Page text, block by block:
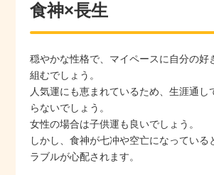
食神×長生
穏やかな性格で、マイペースに自分の好
組むでしょう。
人気運にも恵まれているため、生涯通し
らないでしょう。
女性の場合は子供運も良いでしょう。
しかし、食神が七冲や空亡になっている
ラブルが心配されます。